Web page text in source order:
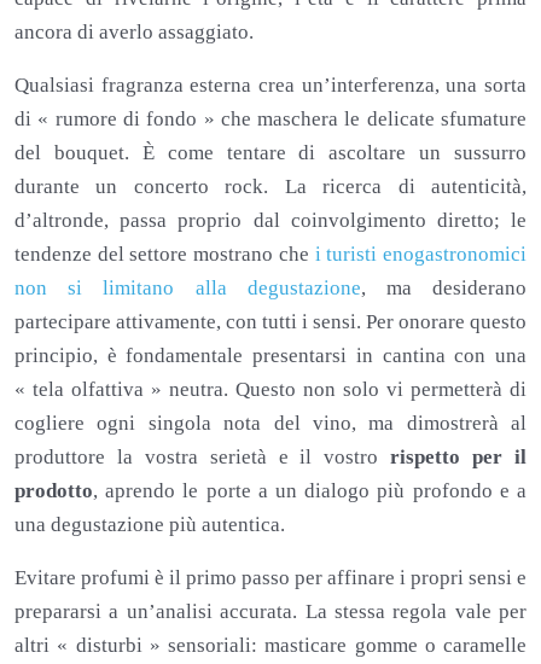
ancora di averlo assaggiato.
Qualsiasi fragranza esterna crea un’interferenza, una sorta
di « rumore di fondo » che maschera le delicate sfumature
del bouquet. È come tentare di ascoltare un sussurro
durante un concerto rock. La ricerca di autenticità,
d’altronde, passa proprio dal coinvolgimento diretto; le
tendenze del settore mostrano che i turisti enogastronomici
non si limitano alla degustazione, ma desiderano
partecipare attivamente, con tutti i sensi. Per onorare questo
principio, è fondamentale presentarsi in cantina con una
« tela olfattiva » neutra. Questo non solo vi permetterà di
cogliere ogni singola nota del vino, ma dimostrerà al
produttore la vostra serietà e il vostrorispetto per il
prodotto, aprendo le porte a un dialogo più profondo e a
una degustazione più autentica.
Evitare profumi è il primo passo per affinare i propri sensi e
prepararsi a un’analisi accurata. La stessa regola vale per
altri « disturbi » sensoriali: masticare gomme o caramelle